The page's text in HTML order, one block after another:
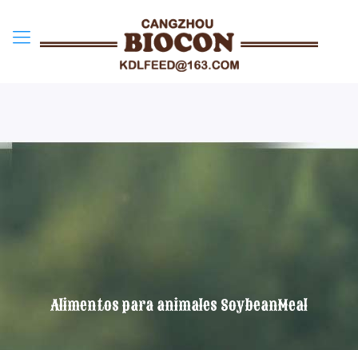
Alimentos para animales SoybeanMeal